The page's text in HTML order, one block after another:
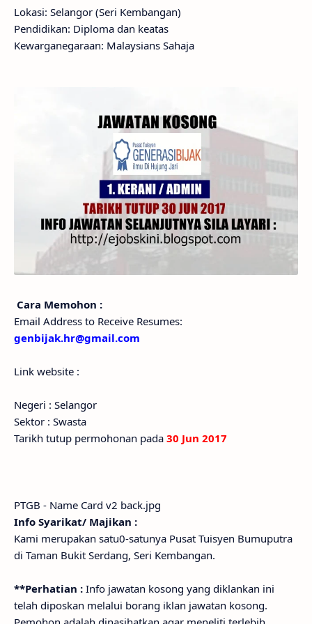
Lokasi: Selangor (Seri Kembangan)
Pendidikan: Diploma dan keatas
Kewarganegaraan: Malaysians Sahaja
Cara Memohon :
Email Address to Receive Resumes:
genbijak.hr@gmail.com
Link website :
Negeri : Selangor
Sektor : Swasta
Tarikh tutup permohonan pada 30 Jun 2017
PTGB - Name Card v2 back.jpg
Info Syarikat/ Majikan :
Kami merupakan satu0-satunya Pusat Tuisyen Bumuputra
di Taman Bukit Serdang, Seri Kembangan.
**Perhatian : Info jawatan kosong yang diklankan ini
telah diposkan melalui borang iklan jawatan kosong.